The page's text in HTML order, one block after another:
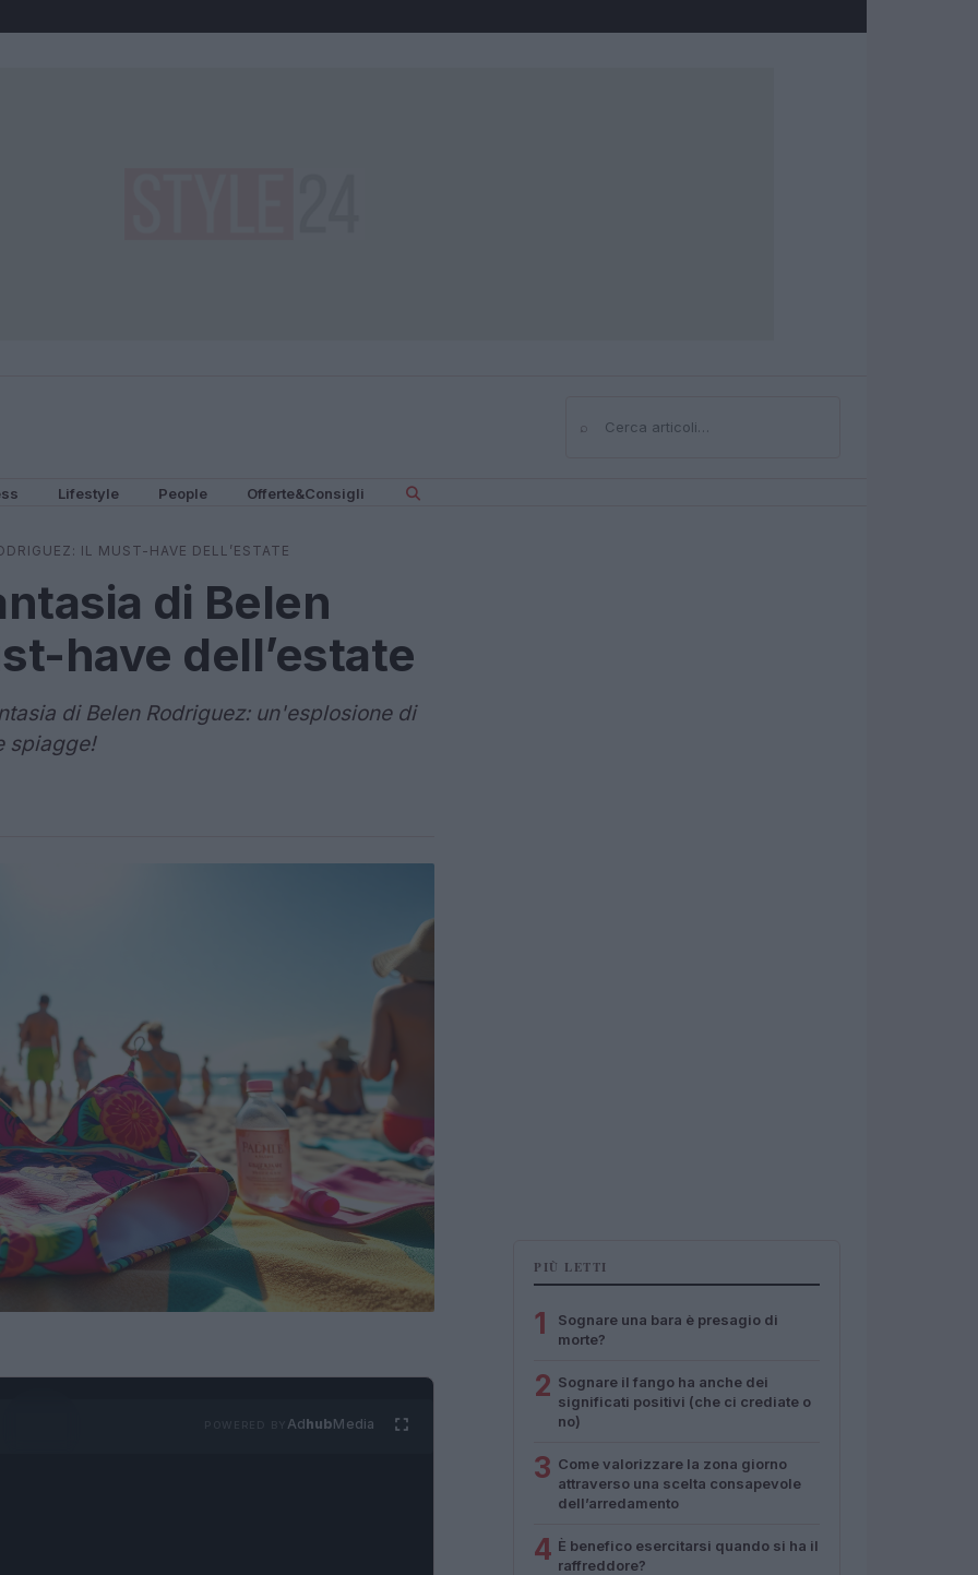
⌕Cerca
Lifestyle People Offerte&Consigli
IL MUST-HAVE DELL’ESTATE
di Belen
have dell’estate
di Belen Rodriguez: un'esplosione di
spiagge!
AdhubMedia
PIÙ LETTI
1
Sognare una bara è presagio di
morte?
2 Sognare il fango ha anche dei
significati positivi (che ci crediate o
no)
3 Come valorizzare la zona giorno
attraverso una scelta consapevole
dell’arredamento
4 È benefico esercitarsi quando si ha il
raffreddore?